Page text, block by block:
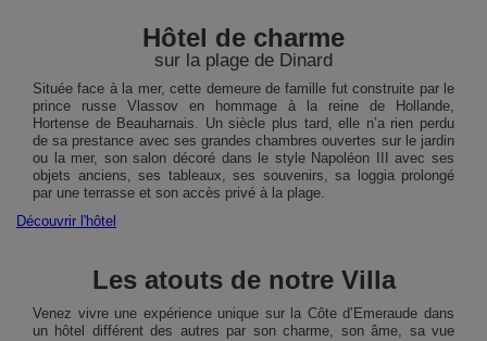
Leaflet| Map data © contributors
sur votre destination,
cliquez ICI.
Leaflet| Map data © contributors
Hôtel de charme
sur la plage de Dinard
Située face à la mer, cette demeure de famille fut construite par le
prince russe Vlassov en hommage à la reine de Hollande,
Hortense de Beauharnais. Un siècle plus tard, elle n’a rien perdu
de sa prestance avec ses grandes chambres ouvertes sur le jardin
ou la mer, son salon décoré dans le style Napoléon III avec ses
objets anciens, ses tableaux, ses souvenirs, sa loggia prolongé
par une terrasse et son accès privé à la plage.
Découvrir l'hôtel
Les atouts de notre Villa
Venez vivre une expérience unique sur la Côte d’Emeraude dans
un hôtel différent des autres par son charme, son âme, sa vue